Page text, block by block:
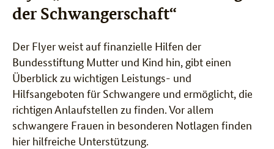
der Schwangerschaft“
Der Flyer weist auf finanzielle Hilfen der
Bundesstiftung Mutter und Kind hin, gibt einen
Überblick zu wichtigen Leistungs- und
Hilfsangeboten für Schwangere und ermöglicht, die
richtigen Anlaufstellen zu finden. Vor allem
schwangere Frauen in besonderen Notlagen finden
hier hilfreiche Unterstützung.